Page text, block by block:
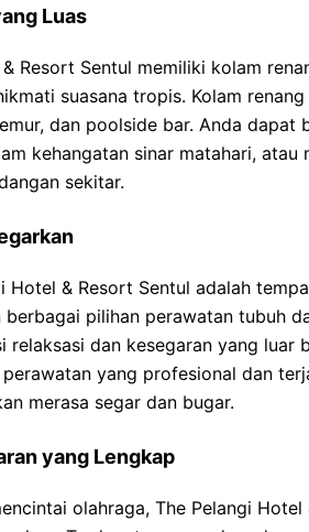
Luas
Resort Sentul memiliki kolam
suasana tropis. Kolam
dan poolside bar. Anda dapat
kehangatan sinar matahari, atau
sekitar.
Hotel & Resort Sentul adalah
berbagai pilihan perawatan tubuh
relaksasi dan kesegaran yang luar
yang profesional dan
merasa segar dan bugar.
yang Lengkap
olahraga, The Pelangi